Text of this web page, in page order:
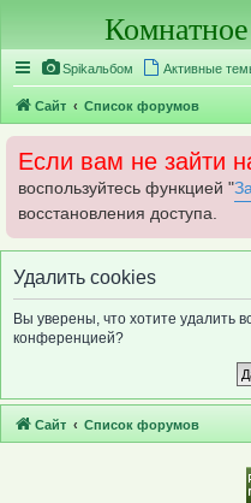
Spikальбом Активные
Сайт Список форумов
Если вам не зайти
воспользуйтесь функцией "
восстановления доступа.
Удалить cookies
Вы уверены, что хотите удалить
конференцией?
Сайт Список форумов